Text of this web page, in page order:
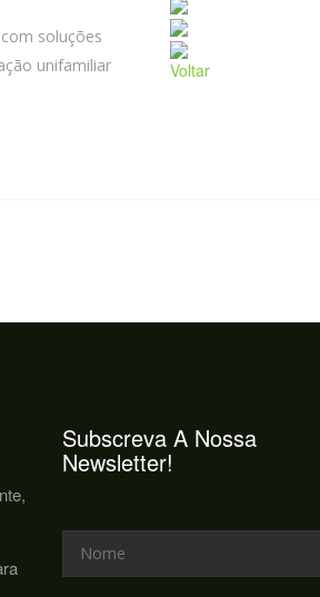
soluções
unifamiliar
Voltar
Subscreva A Nossa
Newsletter!